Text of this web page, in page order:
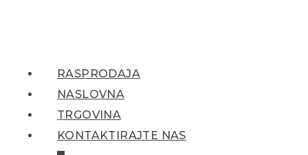
RASPRODAJA
NASLOVNA
TRGOVINA
KONTAKTIRAJTE NAS